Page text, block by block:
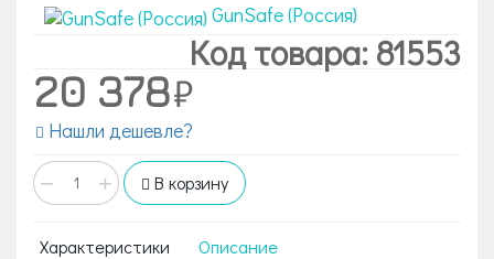
GunSafe (Россия)
Код товара: 81553
20 378
Нашли дешевле?
− + В корзину
Характеристики Описание